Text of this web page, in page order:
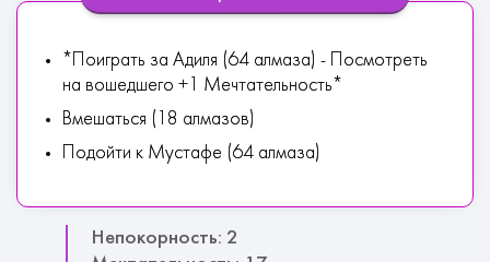
*Поиграть за Адиля (64 алмаза) - Посмотреть
на вошедшего +1 Мечтательность*
Вмешаться (18 алмазов)
Подойти к Мустафе (64 алмаза)
Непокорность: 2